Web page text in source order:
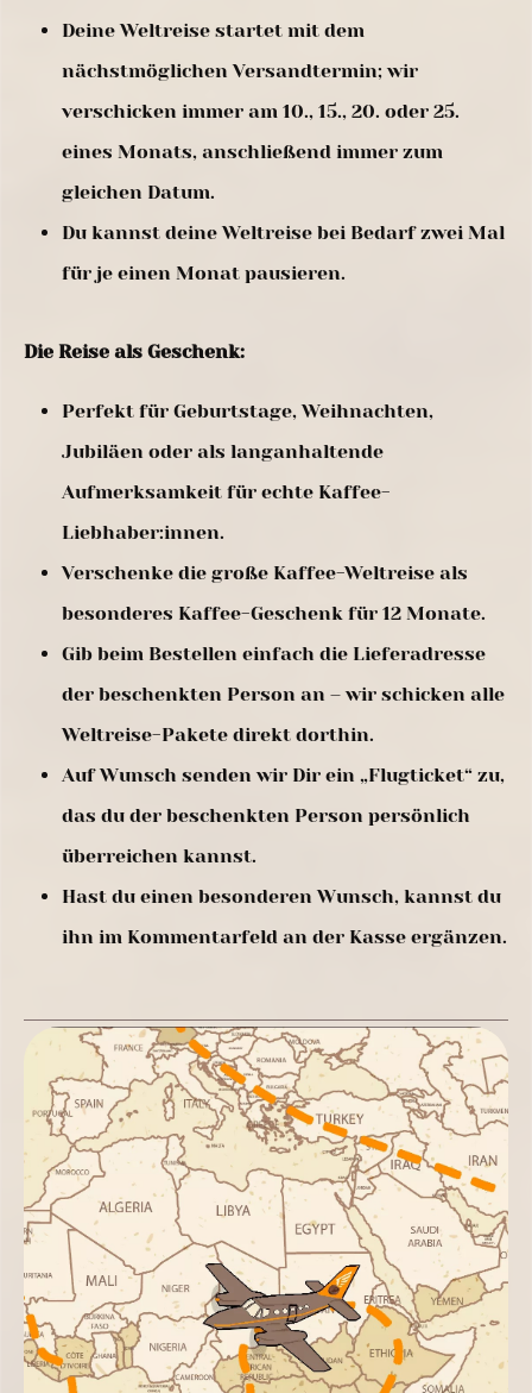
Deine Weltreise startet mit dem
nächstmöglichen Versandtermin; wir
verschicken immer am 10., 15., 20. oder 25.
eines Monats, anschließend immer zum
gleichen Datum.
Du kannst deine Weltreise bei Bedarf zwei Mal
für je einen Monat pausieren.
Die Reise als Geschenk:
Perfekt für Geburtstage, Weihnachten,
Jubiläen oder als langanhaltende
Aufmerksamkeit für echte Kaffee-
Liebhaber:innen.
Verschenke die große Kaffee-Weltreise als
besonderes Kaffee-Geschenk für 12 Monate.
Gib beim Bestellen einfach die Lieferadresse
der beschenkten Person an – wir schicken alle
Weltreise-Pakete direkt dorthin.
Auf Wunsch senden wir Dir ein „Flugticket“ zu,
das du der beschenkten Person persönlich
überreichen kannst.
Hast du einen besonderen Wunsch, kannst du
ihn im Kommentarfeld an der Kasse ergänzen.